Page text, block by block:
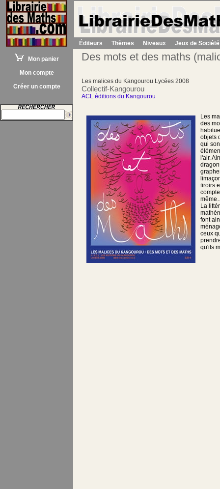
Mon panier
Mon compte
Créer un compte
Éditeurs Thèmes Niveaux Jeux de Société
Des mots et des maths
Les malices du Kangourou Lycées 2008
Collectif-Kangourou
ACL éditions du Kangourou
Les
des
objets
qui
l'air.
tiroirs
La
font
ceux
qu'ils